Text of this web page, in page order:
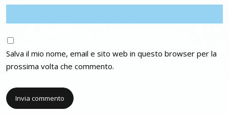
Salva il mio nome, email e sito web in questo browser per la
prossima volta che commento.